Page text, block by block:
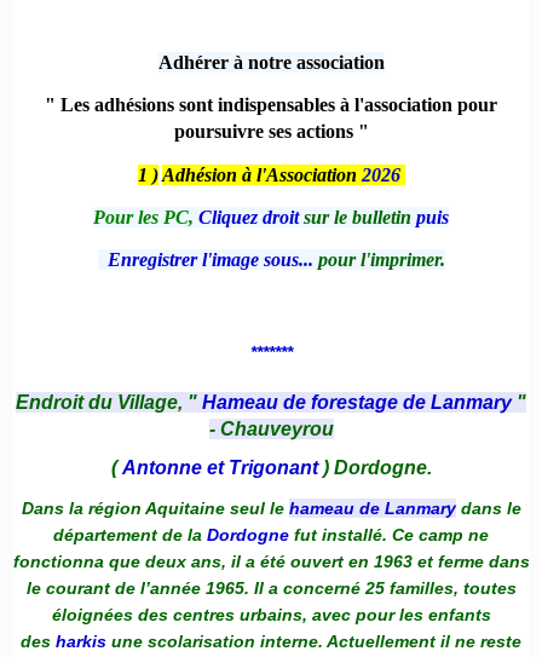
Adhérer à notre association
" Les adhésions sont indispensables à l'association pour
poursuivre ses actions "
1 ) Adhésion à l'Association 2026
Pour les PC, Cliquez droitsur le bulletin puis
Enregistrer l'image sous... pour l'imprimer.
*******
Endroit du Village, " Hameau de forestage de Lanmary "
- Chauveyrou
(Antonne et Trigonant) Dordogne.
Dans la région Aquitaine seul le hameau de Lanmarydans le
département de la Dordogne fut installé. Ce camp ne
fonctionna que deux ans, il a été ouvert en 1963 et ferme dans
le courant de l’année 1965. Il a concerné 25 familles, toutes
éloignées des centres urbains, avec pour les enfants
des harkis une scolarisation interne. Actuellement il ne reste